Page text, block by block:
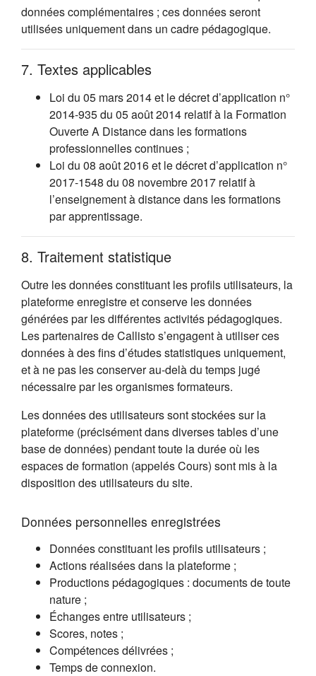
données complémentaires ; ces données seront
utilisées uniquement dans un cadre pédagogique.
7. Textes applicables
Loi du 05 mars 2014 et le décret d’application n°
2014-935 du 05 août 2014 relatif à la Formation
Ouverte A Distance dans les formations
professionnelles continues ;
Loi du 08 août 2016 et le décret d’application n°
2017-1548 du 08 novembre 2017 relatif à
l’enseignement à distance dans les formations
par apprentissage.
8. Traitement statistique
Outre les données constituant les profils utilisateurs, la
plateforme enregistre et conserve les données
générées par les différentes activités pédagogiques.
Les partenaires de Callisto s’engagent à utiliser ces
données à des fins d’études statistiques uniquement,
et à ne pas les conserver au-delà du temps jugé
nécessaire par les organismes formateurs.
Les données des utilisateurs sont stockées sur la
plateforme (précisément dans diverses tables d’une
base de données) pendant toute la durée où les
espaces de formation (appelés Cours) sont mis à la
disposition des utilisateurs du site.
Données personnelles enregistrées
Données constituant les profils utilisateurs ;
Actions réalisées dans la plateforme ;
Productions pédagogiques : documents de toute
nature ;
Échanges entre utilisateurs ;
Scores, notes ;
Compétences délivrées ;
Temps de connexion.